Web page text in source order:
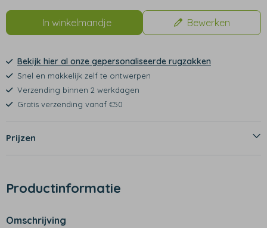
In winkelmandje Bewerken
Bekijk hier al onze gepersonaliseerde rugzakken
Snel en makkelijk zelf te ontwerpen
Verzending binnen 2 werkdagen
Gratis verzending vanaf €50
Prijzen
Productinformatie
Omschrijving